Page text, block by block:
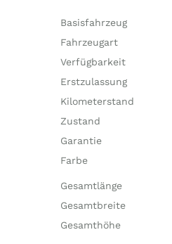
Basisfahrzeug
Fahrzeugart
Verfügbarkeit
Erstzulassung
Kilometerstand
Zustand
Garantie
Farbe
Gesamtlänge
Gesamtbreite
Gesamthöhe